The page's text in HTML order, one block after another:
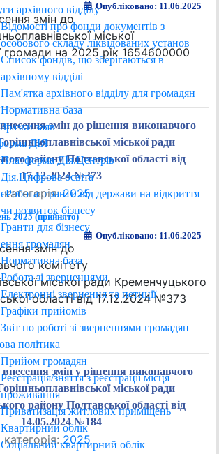
архівного відділу
Відомості про фонди документів з
особового складу ліквідованих установ
Список фондів, що зберігаються в
архівному відділі
Пам'ятка архівного відділу для громадян
Нормативна база
Зразки заяв
ДІЯ
Платформа ДІя.Центрів
Дія.Цифрова освіта
єРобота: гранти від держави на відкриття
чи розвиток бізнесу
Гранти для бізнесу
громадян
Нормативна база
Робота зі зверненнями
Електронні звернення та петиції
Графіки прийомів
Звіт по роботі зі зверненнями громадян
політика
Прийом громадян
Реєстрація/зняття з реєстрації місця
проживання
Приватизація житлових приміщень
Квартирний облік
Соціальний квартирний облік
Опубліковано: 11.06.2025
змін до
міської
громади на 2025 рік 1654600000
змін до рішення виконавчого
міської ради
району Полтавської області від
17.12.2024 №373
категорія:2025
2025 (прийнято)
Опубліковано: 11.06.2025
змін до
комітету
міської ради Кременчуцького
області від 17.12.2024 №373
змін у рішення виконавчого
міської ради
району Полтавської області від
14.05.2024 №184
категорія:2025